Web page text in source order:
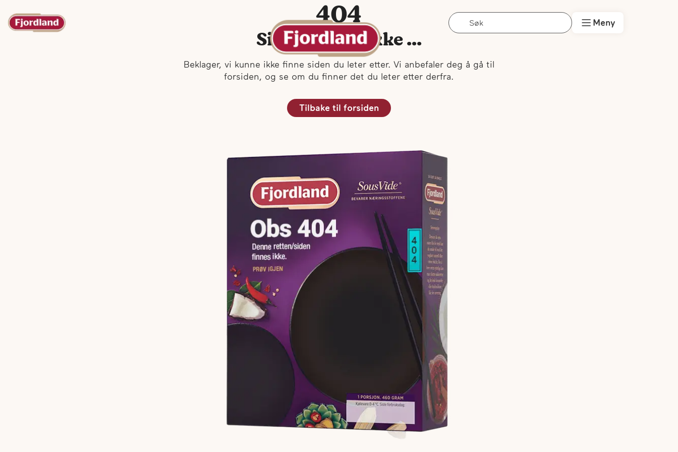
Søk
Meny
404
Siden finnes ikke ...
Beklager, vi kunne ikke finne siden du leter etter. Vi anbefaler deg å gå til
forsiden, og se om du finner det du leter etter derfra.
Tilbake til forsiden